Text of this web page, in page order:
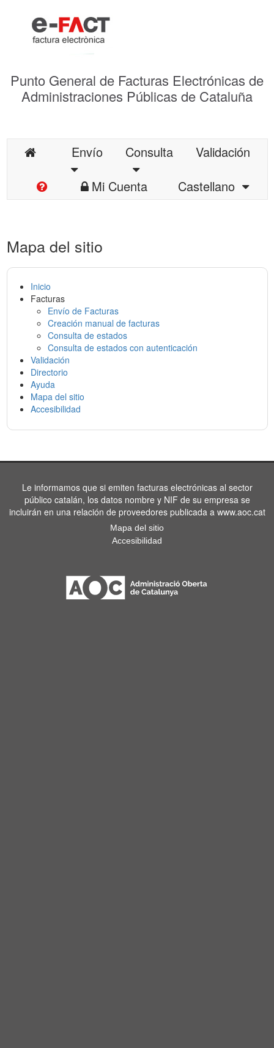
Punto General de Facturas Electrónicas de
Administraciones Públicas de Cataluña
Envío Consulta
Validación
Mi Cuenta
Castellano
Mapa del sitio
Inicio
Facturas
Envío de Facturas
Creación manual de facturas
Consulta de estados
Consulta de estados con autenticación
Validación
Directorio
Ayuda
Mapa del sitio
Accesibilidad
Le informamos que si emiten facturas electrónicas al sector
público catalán, los datos nombre y NIF de su empresa se
incluirán en una relación de proveedores publicada a www.aoc.cat
Mapa del sitio
Accesibilidad